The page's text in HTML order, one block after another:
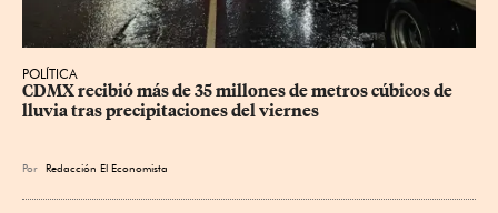
POLÍTICA
CDMX recibió más de 35 millones de metros cúbicos de
lluvia tras precipitaciones del viernes
Por Redacción El Economista